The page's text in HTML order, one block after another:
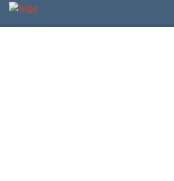
Aller au contenu principal